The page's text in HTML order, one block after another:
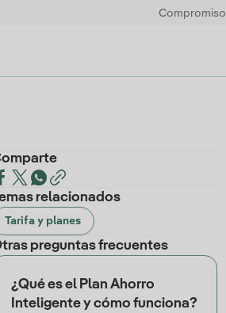
Compromiso
relacionados
Tarifa y planes
preguntas frecuentes
¿Qué es el Plan Ahorro
Inteligente y cómo funciona?